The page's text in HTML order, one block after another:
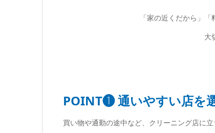
「家の近くだから」
大
POINT❶ 通いやすい店を
買い物や通勤の途中など、クリーニング店に